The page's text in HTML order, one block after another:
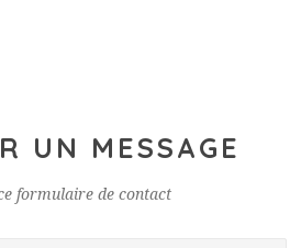
UN MESSAGE
formulaire de contact